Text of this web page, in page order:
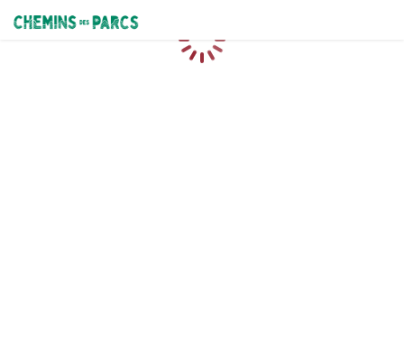
Chemins des Parcs
Loading